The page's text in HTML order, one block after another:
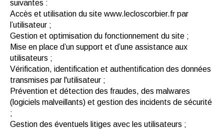
suivantes :
Accès et utilisation du site www.lecloscorbier.fr par
l’utilisateur ;
Gestion et optimisation du fonctionnement du site ;
Mise en place d’un support et d’une assistance aux
utilisateurs ;
Vérification, identification et authentification des données
transmises par l'utilisateur ;
Prévention et détection des fraudes, des malwares
(logiciels malveillants) et gestion des incidents de sécurité
;
Gestion des éventuels litiges avec les utilisateurs ;